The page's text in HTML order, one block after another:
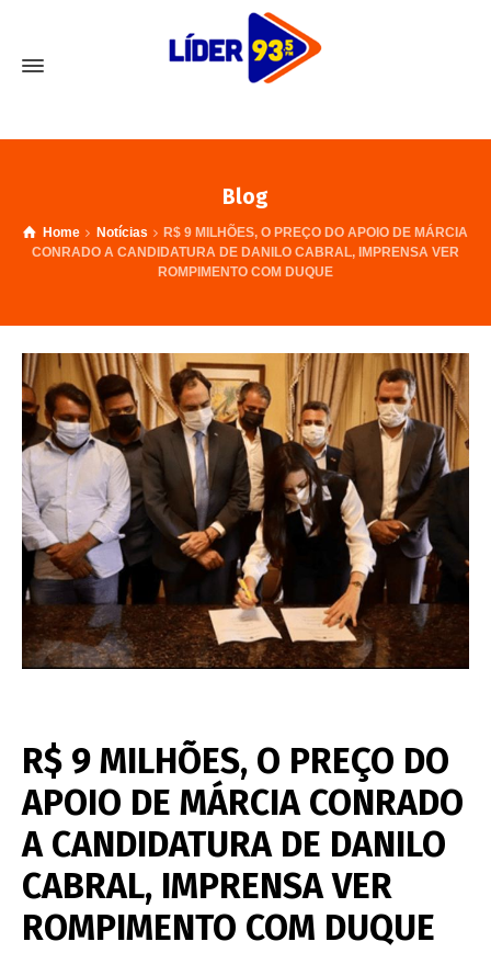
Blog
Home Notícias
R$ 9 MILHÕES, O PREÇO DO APOIO DE MÁRCIA
CONRADO A CANDIDATURA DE DANILO CABRAL, IMPRENSA VER
ROMPIMENTO COM DUQUE
R$ 9 MILHÕES, O PREÇO DO
APOIO DE MÁRCIA CONRADO
A CANDIDATURA DE DANILO
CABRAL, IMPRENSA VER
ROMPIMENTO COM DUQUE